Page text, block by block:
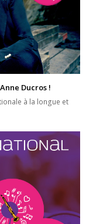
Ducros !
à la longue et